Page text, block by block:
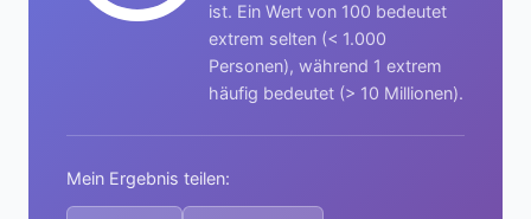
ist. Ein Wert von 100 bedeutet
extrem selten (< 1.000
Personen), während 1 extrem
häufig bedeutet (> 10 Millionen).
Mein Ergebnis teilen: